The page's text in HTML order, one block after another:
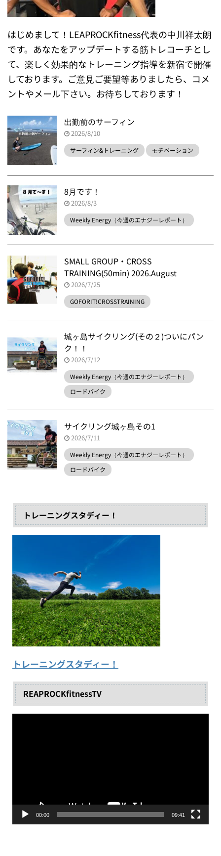
はじめまして！LEAPROCKfitness代表の中川祥太朗
です。あなたをアップデートする筋トレコーチとし
て、楽しく効果的なトレーニング指導を新宿で開催
しております。ご意見ご要望等ありましたら、コメ
ントやメール下さい。お待ちしております！
出勤前のサーフィン
2026/8/10
サーフィン&トレーニング モチベーション
8月です！
2026/8/3
Weekly Energy（今週のエナジーレポート）
SMALL GROUP・CROSS
TRAINING(50min) 2026.August
2026/7/25
GOFORIT!CROSSTRAINING
城ヶ島サイクリング(その２)ついにパン
ク！！
2026/7/12
Weekly Energy（今週のエナジーレポート）
ロードバイク
サイクリング城ヶ島その1
2026/7/11
Weekly Energy（今週のエナジーレポート）
ロードバイク
トレーニングスタディー！
トレーニングスタディー！
REAPROCKfitnessTV
00:00 09:41